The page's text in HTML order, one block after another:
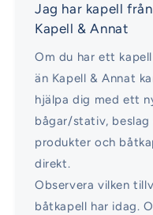
Jag har kapell
Kapell & Annat
Om du har ett
än Kapell & Annat
hjälpa dig med ett
bågar/stativ,
produkter och
direkt.
Observera vilken
båtkapell har idag.